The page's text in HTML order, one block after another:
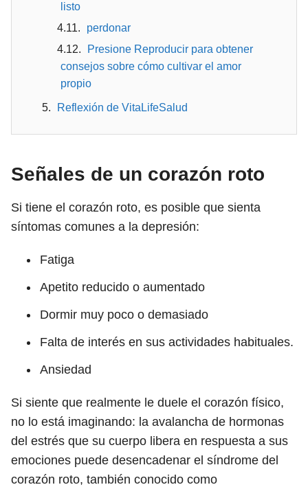
listo
perdonar
Presione Reproducir para obtener
consejos sobre cómo cultivar el amor
propio
Reflexión de VitaLifeSalud
Señales de un corazón roto
Si tiene el corazón roto, es posible que sienta
síntomas comunes a la depresión:
Fatiga
Apetito reducido o aumentado
Dormir muy poco o demasiado
Falta de interés en sus actividades habituales.
Ansiedad
Si siente que realmente le duele el corazón físico,
no lo está imaginando: la avalancha de hormonas
del estrés que su cuerpo libera en respuesta a sus
emociones puede desencadenar el síndrome del
corazón roto, también conocido como